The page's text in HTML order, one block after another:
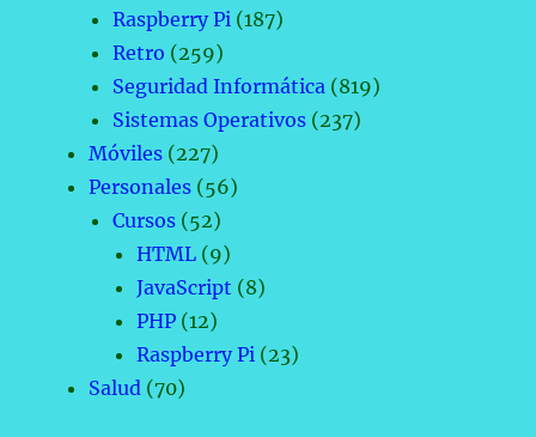
Raspberry Pi (187)
Retro (259)
Seguridad Informática (819)
Sistemas Operativos (237)
Móviles (227)
Personales (56)
Cursos (52)
HTML (9)
JavaScript (8)
PHP (12)
Raspberry Pi (23)
Salud (70)